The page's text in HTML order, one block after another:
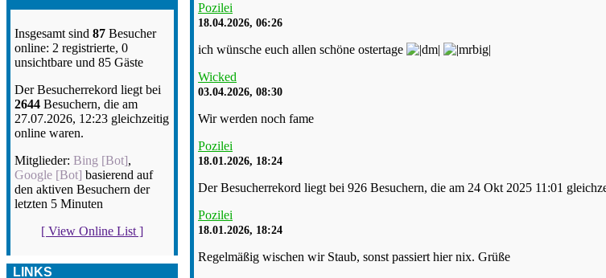
Insgesamt sind 87 Besucher
online: 2 registrierte, 0
unsichtbare und 85 Gäste
Der Besucherrekord liegt bei
2644 Besuchern, die am
27.07.2026, 12:23 gleichzeitig
online waren.
Mitglieder: Bing [Bot],
Google [Bot] basierend auf
den aktiven Besuchern der
letzten 5 Minuten
[ View Online List ]
LINKS
Pozilei
18.04.2026, 06:26
ich wünsche euch allen schöne ostertage
Wicked
03.04.2026, 08:30
Wir werden noch fame
Pozilei
18.01.2026, 18:24
Der Besucherrekord liegt bei 926 Besuchern, die am 24 Okt 2025 11:01
Pozilei
18.01.2026, 18:24
Regelmäßig wischen wir Staub, sonst passiert hier nix. Grüße